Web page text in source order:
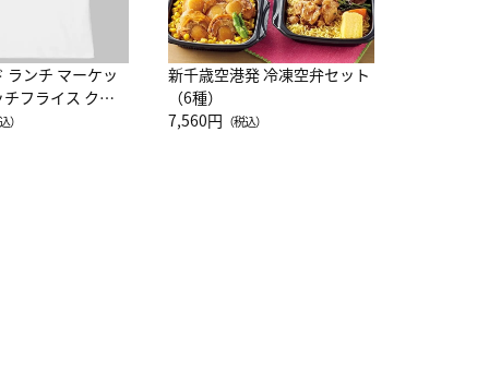
ランチ マーケッ
チフライス クル
半袖Ｔシャツ
）
新千歳空港発 冷凍空弁セット
（6種）
7,560円 （税込）